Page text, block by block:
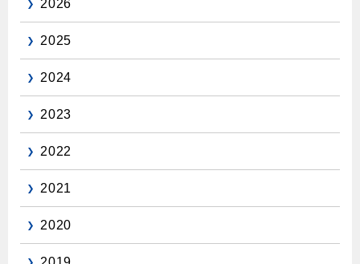
古くなったガス管の交換のおすすめ
正しい接続で安全に
長期使用製品安全点検制度について
冬季の注意
保安体制について
ガス設備安全点検について
2026
2025
2024
2023
2022
2021
2020